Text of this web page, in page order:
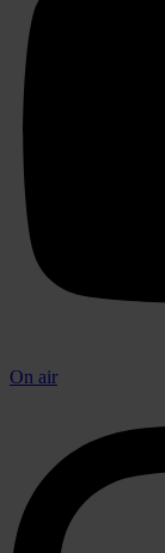
On air